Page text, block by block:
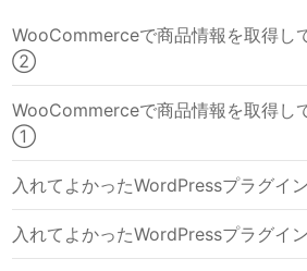
WooCommerceで商品情報を取得し
②
WooCommerceで商品情報を取得し
①
入れてよかったWordPressプラグイ
入れてよかったWordPressプラグイン